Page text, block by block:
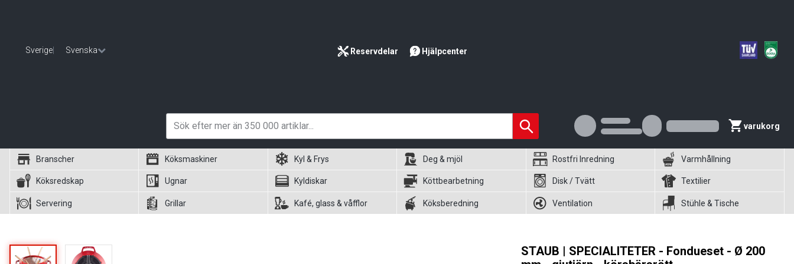
Sverige Svenska Reservdelar Hjälpcenter
varukorg
Branscher Köksmaskiner Kyl & Frys Deg & mjöl Rostfri Inredning Varmhållning
Köksredskap Ugnar Kyldiskar Köttbearbetning Disk / Tvätt Textilier
Servering Grillar Kafé, glass & våfflor Köksberedning Ventilation Stühle & Tische
STAUB | SPECIALITETER - Fondueset - Ø 200